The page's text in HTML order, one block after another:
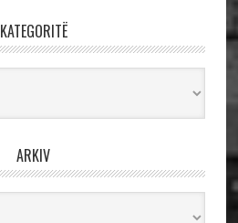
KATEGORITË
ARKIV